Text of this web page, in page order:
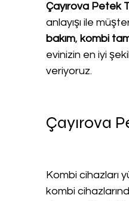
Çayırova Petek
anlayışı ile
bakım, kombi
evinizin en iyi
veriyoruz.
Çayırova
Kombi cihazları
kombi